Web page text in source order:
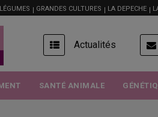
GRANDES CULTURES LA DEPECHE
USER
ACCOUNT
MENU
Actualités
SANTÉ ANIMALE